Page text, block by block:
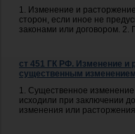
1. Изменение и
сторон, если иное не
законами или договором. 2.
ст 451 ГК РФ. Изменение и
существенным
1. Существенное изменение
исходили при заключении
изменения или